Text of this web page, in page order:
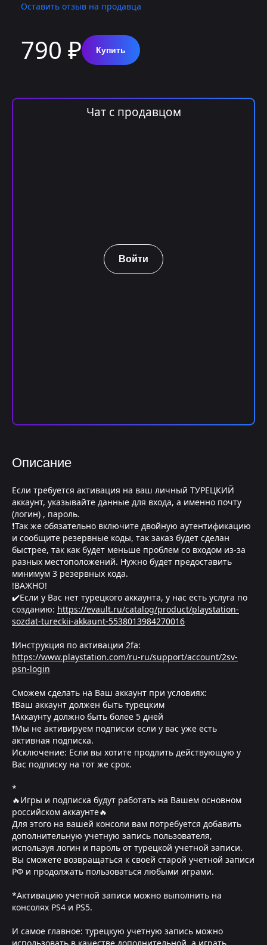
Оставить отзыв на продавца
790 ₽ Купить
Чат с продавцом
Войти
Описание
Если требуется активация на ваш личный ТУРЕЦКИЙ
аккаунт, указывайте данные для входа, а именно почту
(логин) , пароль.
❗Так же обязательно включите двойную аутентификацию
и сообщите резервные коды, так заказ будет сделан
быстрее, так как будет меньше проблем со входом из-за
разных местоположений. Нужно будет предоставить
минимум 3 резервных кода.
!ВАЖНО!
✔️Если у Вас нет турецкого аккаунта, у нас есть услуга по
созданию: https://evault.ru/catalog/product/playstation-
sozdat-tureckii-akkaunt-5538013984270016
❗Инструкция по активации 2fa:
https://www.playstation.com/ru-ru/support/account/2sv-
psn-login
Сможем сделать на Ваш аккаунт при условиях:
❗Ваш аккаунт должен быть турецким
❗Аккаунту должно быть более 5 дней
❗Мы не активируем подписки если у вас уже есть
активная подписка.
Исключение: Если вы хотите продлить действующую у
Вас подписку на тот же срок.
*
🔥Игры и подписка будут работать на Вашем основном
российском аккаунте🔥
Для этого на вашей консоли вам потребуется добавить
дополнительную учетную запись пользователя,
используя логин и пароль от турецкой учетной записи.
Вы сможете возвращаться к своей старой учетной записи
РФ и продолжать пользоваться любыми играми.
*Активацию учетной записи можно выполнить на
консолях PS4 и PS5.
И самое главное: турецкую учетную запись можно